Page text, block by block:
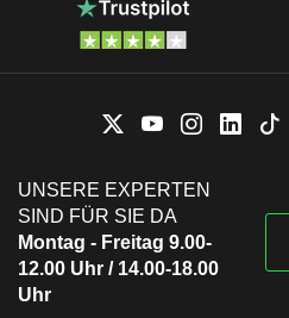
UNSERE EXPERTEN
SIND FÜR SIE DA
Montag - Freitag 9.00-
12.00 Uhr / 14.00-18.00
Uhr